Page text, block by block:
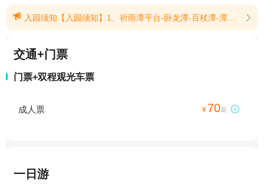
 入园须知【入园须知】1、祈雨潭平台-卧龙潭-百杖潭-潭背索桥路段实施封闭施工，暂不对外开放，恢复时间另行通知。2、游览提醒:请广大游客按照景区指定路线游览，切勿擅自进入封闭控区域。出行关注天气变化，注意安全。(提示有效期2026/7/24至2026/8/31) 
交通+门票
门票+双程观光车票
成人票 ¥ 70起 
一日游